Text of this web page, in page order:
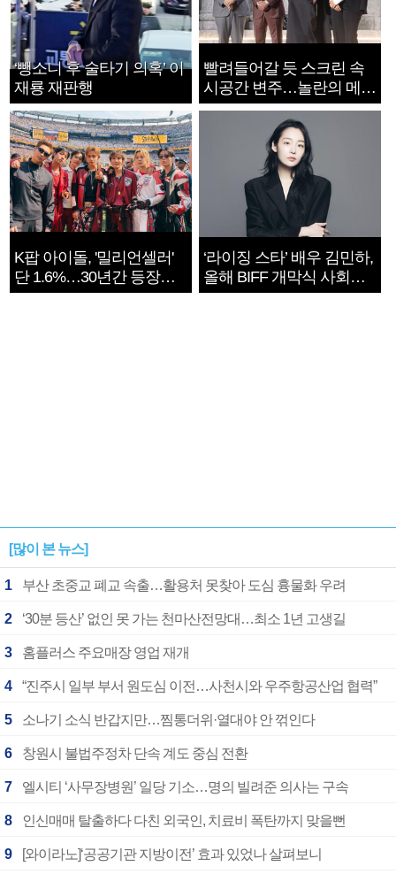
‘뺑소니 후 술타기 의혹’ 이
재룡 재판행
빨려들어갈 듯 스크린 속
시공간 변주…놀란의 메시
지는 ‘전쟁 속죄’
K팝 아이돌, '밀리언셀러'
단 1.6%…30년간 등장
1182개팀 전수조사
‘라이징 스타’ 배우 김민하,
올해 BIFF 개막식 사회자
확정
[많이 본 뉴스]
1 부산 초중교 폐교 속출…활용처 못찾아 도심 흉물화 우려
2 ‘30분 등산’ 없인 못 가는 천마산전망대…최소 1년 고생길
3 홈플러스 주요매장 영업 재개
4 “진주시 일부 부서 원도심 이전…사천시와 우주항공산업 협력”
5 소나기 소식 반갑지만…찜통더위·열대야 안 꺾인다
6 창원시 불법주정차 단속 계도 중심 전환
7 엘시티 ‘사무장병원’ 일당 기소…명의 빌려준 의사는 구속
8 인신매매 탈출하다 다친 외국인, 치료비 폭탄까지 맞을뻔
9 [와이라노]‘공공기관 지방이전’ 효과 있었나 살펴보니